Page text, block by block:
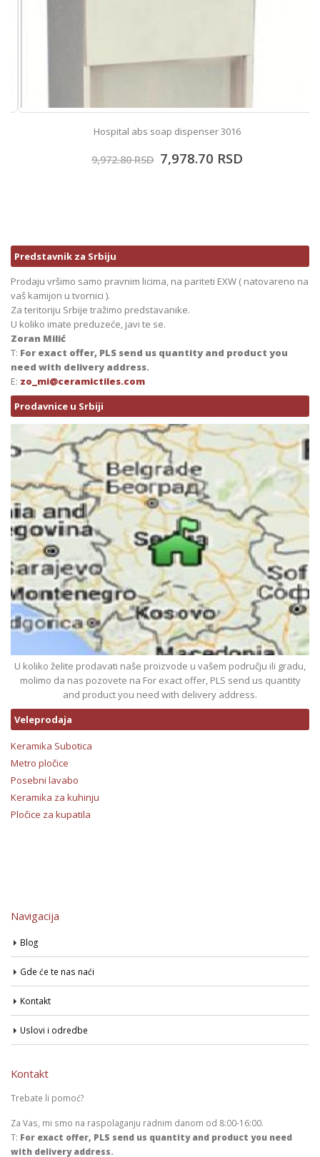
Hospital abs soap dispenser 3016
9,972.80RSD 7,978.70RSD
Predstavnik za Srbiju
Prodaju vršimo samo pravnim licima, na pariteti EXW ( natovareno na
vaš kamijon u tvornici ).
Za teritoriju Srbije tražimo predstavanike.
U koliko imate preduzeće, javi te se.
Zoran Milić
T: For exact offer, PLS send us quantity and product you
need with delivery address.
E: zo_mi@ceramictiles.com
Prodavnice u Srbiji
U koliko želite prodavati naše proizvode u vašem području ili gradu,
molimo da nas pozovete na For exact offer, PLS send us quantity
and product you need with delivery address.
Veleprodaja
Keramika Subotica
Metro pločice
Posebni lavabo
Keramika za kuhinju
Pločice za kupatila
Navigacija
Blog
Gde će te nas naći
Kontakt
Uslovi i odredbe
Kontakt
Trebate li pomoć?
Za Vas, mi smo na raspolaganju radnim danom od 8:00-16:00.
T: For exact offer, PLS send us quantity and product you need
with delivery address.